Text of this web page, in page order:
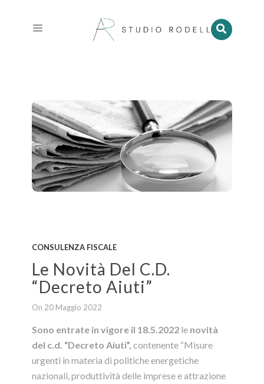
CONSULENZA FISCALE
Le Novità Del C.d.
“Decreto Aiuti”
On 20 Maggio 2022
Sono entrate in vigore il 18.5.2022 le novità
del c.d. “Decreto Aiuti”, contenente “Misure
urgenti in materia di politiche energetiche
nazionali, produttività delle imprese e attrazione